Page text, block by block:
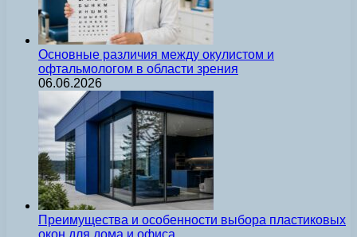
Основные различия между окулистом и
офтальмологом в области зрения
06.06.2026
Преимущества и особенности выбора пластиковых